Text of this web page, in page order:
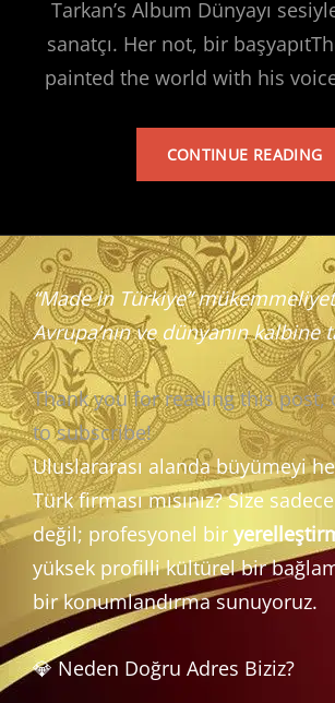
Tarkan’s Album Dünyayı
sanatçı. Her not, bir
painted the world with his
CONTINUE READING
“Made in Türkiye”
Avrupa’nın ve dünyanın kalbine
Thank you for reading this post,
to subscribe!
Uluslararası alanda büyümeyi
Türk firması mısınız? Size
değil; profesyonel bir
yüksek profilli kültürel bir
bir konumlandırma sunuyoruz.
💎 Neden Doğru Adres Biziz?